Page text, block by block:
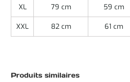
XL 79 cm 59 cm
XXL 82 cm 61 cm
Produits similaires